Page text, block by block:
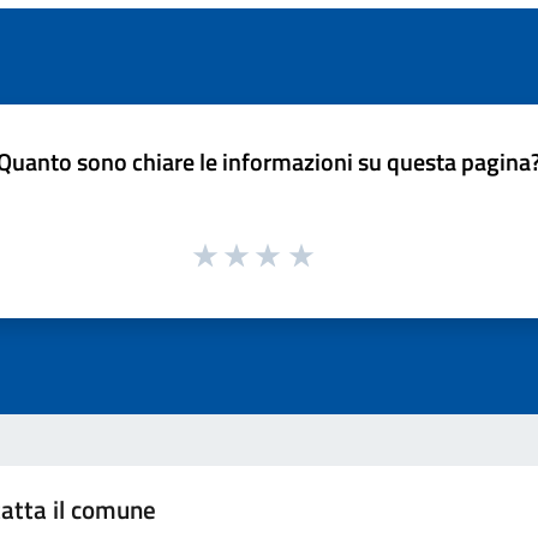
sono chiare le informazioni su questa
il comune